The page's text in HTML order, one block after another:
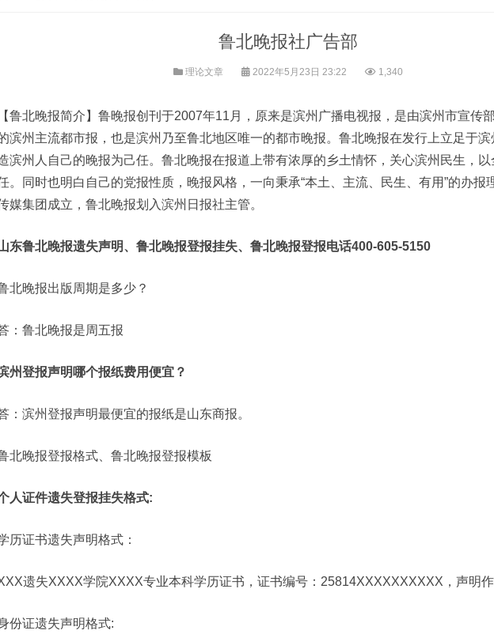
鲁北晚报社广告部
理论文章 2022年5月23日 23:22 1,340
【鲁北晚报简介】鲁晚报创刊于2007年11月，原来是滨州广播电视报，是由滨州市宣传
滨州主流都市报，也是滨州乃至鲁北地区唯一的都市晚报。鲁北晚报在发行上立足于滨
滨州人自己的晚报为己任。鲁北晚报在报道上带有浓厚的乡土情怀，关心滨州民生，
。同时也明白自己的党报性质，晚报风格，一向秉承“本土、主流、民生、有用”的办报
媒集团成立，鲁北晚报划入滨州日报社主管。
东鲁北晚报遗失声明、 鲁北晚报登报挂失、 鲁北晚报登报电话400-605-5150
北晚报出版周期是多少？
：鲁北晚报是周五报
州登报声明哪个报纸费用便宜？
：滨州登报声明最便宜的报纸是山东商报。
北晚报登报格式、鲁北晚报登报模板
人证件遗失登报挂失格式:
历证书遗失声明格式：
遗失XXXX学院XXXX专业本科学历证书，证书编号：25814XXXXXXXXXX，声明作
份证遗失声明格式: